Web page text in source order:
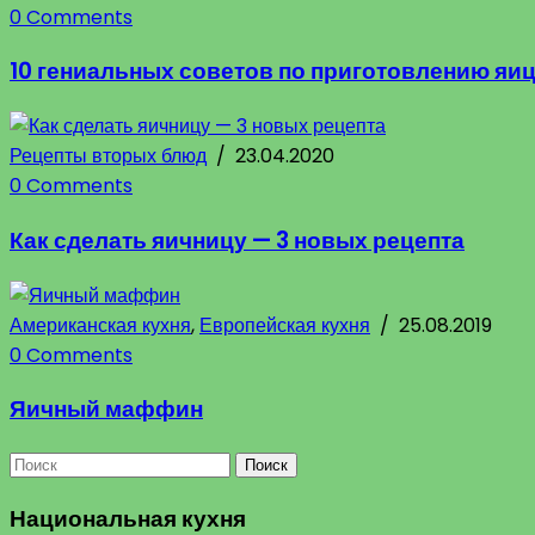
0 Comments
10 гениальных советов по приготовлению яиц
Рецепты вторых блюд / 23.04.2020
0 Comments
Как сделать яичницу — 3 новых рецепта
Американская кухня, Европейская кухня / 25.08.2019
0 Comments
Яичный маффин
Поиск
Национальная кухня